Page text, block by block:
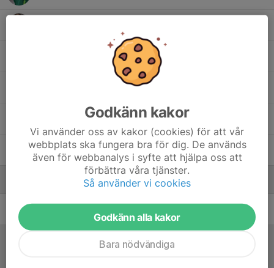
Viola Olsson-Okbo
Yasmine Johnsson Hadziselimovic
Godkänn kakor
Vi använder oss av kakor (cookies) för att vår
webbplats ska fungera bra för dig. De används
även för webbanalys i syfte att hjälpa oss att
förbättra våra tjänster.
Så använder vi cookies
Godkänn alla kakor
Bara nödvändiga